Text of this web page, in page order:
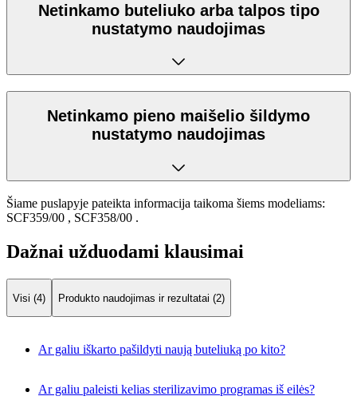
Netinkamo buteliuko arba talpos tipo
nustatymo naudojimas
Netinkamo pieno maišelio šildymo
nustatymo naudojimas
Šiame puslapyje pateikta informacija taikoma šiems modeliams:
SCF359/00 , SCF358/00 .
Dažnai užduodami klausimai
Visi (4) Produkto naudojimas ir rezultatai (2)
Ar galiu iškarto pašildyti naują buteliuką po kito?
Ar galiu paleisti kelias sterilizavimo programas iš eilės?